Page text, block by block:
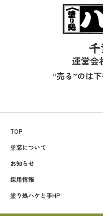
運営会
”売る”のは
TOP
塗装について
お知らせ
採用情報
塗り処ハケと手HP